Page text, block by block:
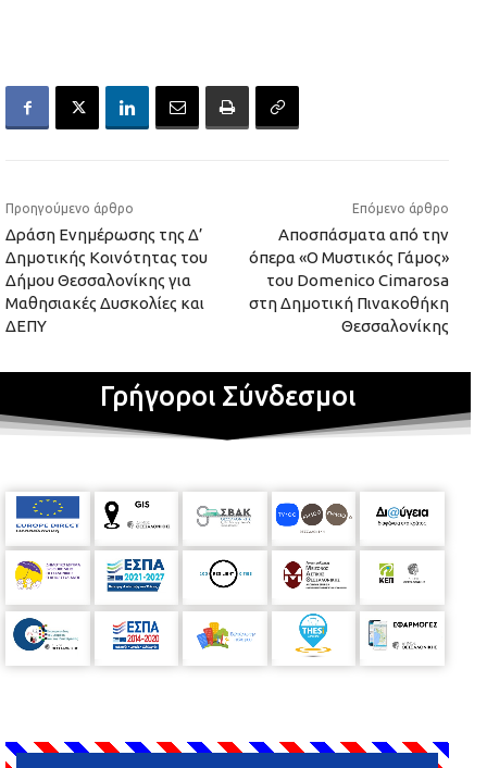
Προηγούμενο άρθρο
Δράση Ενημέρωσης της Δ’
Δημοτικής Κοινότητας του
Δήμου Θεσσαλονίκης για
Μαθησιακές Δυσκολίες και
ΔΕΠΥ
Επόμενο άρθρο
Αποσπάσματα από την
όπερα «Ο Μυστικός Γάμος»
του Domenico Cimarosa
στη Δημοτική Πινακοθήκη
Θεσσαλονίκης
Γρήγοροι Σύνδεσμοι